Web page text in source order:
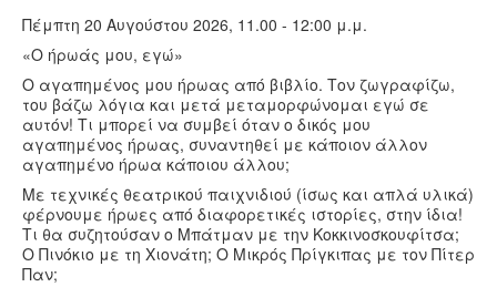
Πέμπτη 20 Αυγούστου 2026, 11.00 - 12:00 μ.μ.
«Ο ήρωάς μου, εγώ»
Ο αγαπημένος μου ήρωας από βιβλίο. Τον ζωγραφίζω,
του βάζω λόγια και μετά μεταμορφώνομαι εγώ σε
αυτόν! Τι μπορεί να συμβεί όταν ο δικός μου
αγαπημένος ήρωας, συναντηθεί με κάποιον άλλον
αγαπημένο ήρωα κάποιου άλλου;
Με τεχνικές θεατρικού παιχνιδιού (ίσως και απλά υλικά)
φέρνουμε ήρωες από διαφορετικές ιστορίες, στην ίδια!
Τι θα συζητούσαν ο Μπάτμαν με την Κοκκινοσκουφίτσα;
Ο Πινόκιο με τη Χιονάτη; Ο Μικρός Πρίγκιπας με τον Πίτερ
Παν;